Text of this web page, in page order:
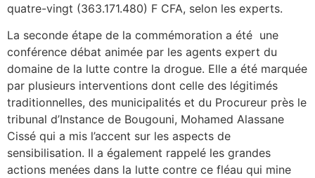
quatre-vingt (363.171.480) F CFA, selon les experts.
La seconde étape de la commémoration a été une
conférence débat animée par les agents expert du
domaine de la lutte contre la drogue. Elle a été marquée
par plusieurs interventions dont celle des légitimés
traditionnelles, des municipalités et du Procureur près le
tribunal d’Instance de Bougouni, Mohamed Alassane
Cissé qui a mis l’accent sur les aspects de
sensibilisation. Il a également rappelé les grandes
actions menées dans la lutte contre ce fléau qui mine